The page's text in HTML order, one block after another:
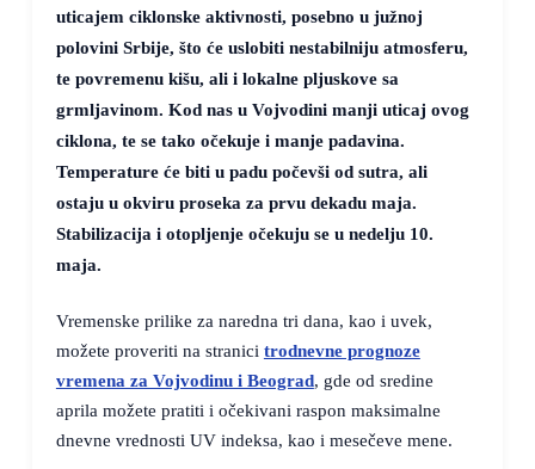
uticajem ciklonske aktivnosti, posebno u južnoj
polovini Srbije, što će uslobiti nestabilniju atmosferu,
te povremenu kišu, ali i lokalne pljuskove sa
grmljavinom. Kod nas u Vojvodini manji uticaj ovog
ciklona, te se tako očekuje i manje padavina.
Temperature će biti u padu počevši od sutra, ali
ostaju u okviru proseka za prvu dekadu maja.
Stabilizacija i otopljenje očekuju se u nedelju 10.
maja.
Vremenske prilike za naredna tri dana, kao i uvek,
možete proveriti na stranici trodnevne prognoze
vremena za Vojvodinu i Beograd, gde od sredine
aprila možete pratiti i očekivani raspon maksimalne
dnevne vrednosti UV indeksa, kao i mesečeve mene.